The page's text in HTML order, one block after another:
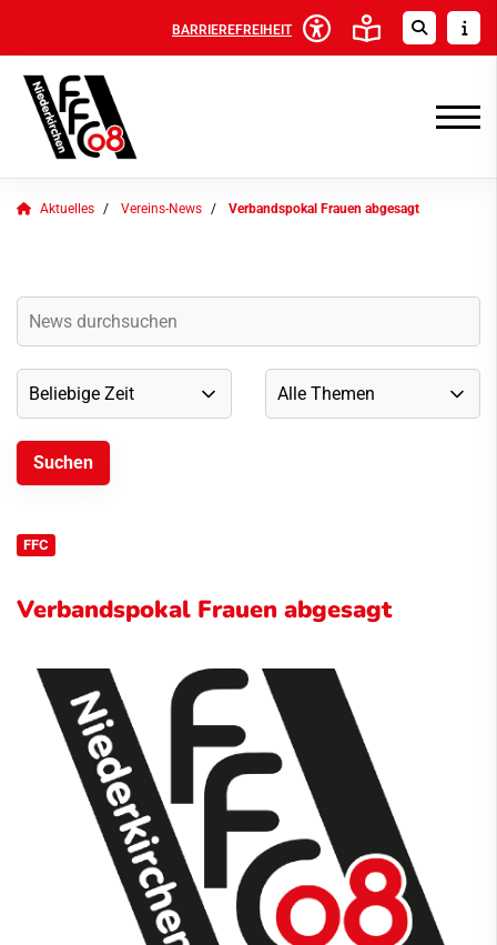
BARRIEREFREIHEIT
Aktuelles Vereins-News Verbandspokal Frauen abgesagt
FFC
Verbandspokal Frauen abgesagt